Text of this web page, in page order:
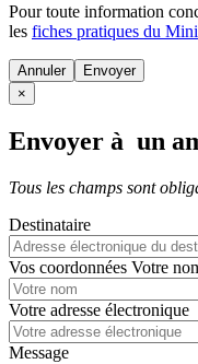
Pour toute information
les fiches pratiques du
Annuler
×
Envoyer à un
Tous les champs sont
Destinataire
Vos coordonnées Votre
Votre adresse électronique
Message